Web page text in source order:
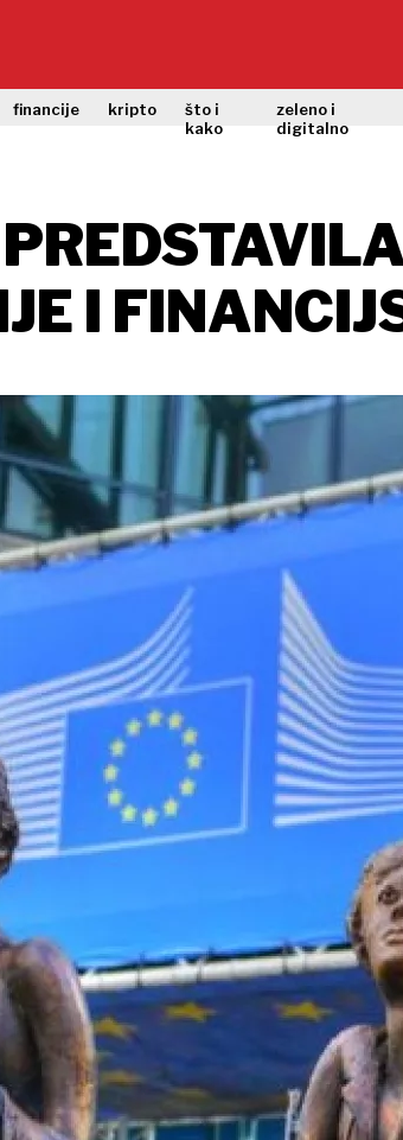
financije kripto
što i
kako
zeleno i
digitalno
I